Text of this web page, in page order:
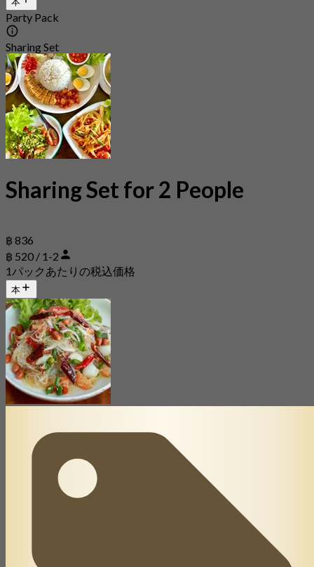
Party Pack
Sharing Set
Sharing Set for 2 People
฿ 836
฿ 520 / 1-2
1パックあたりの税込価格
本